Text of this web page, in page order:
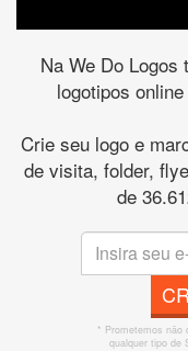
Na We Do
logotipos
Crie seu logo e
de visita, folder,
de
* Prometemos não
qualquer tipo de